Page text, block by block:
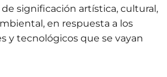
significación artística, cultural,
en respuesta a los
y tecnológicos que se vayan